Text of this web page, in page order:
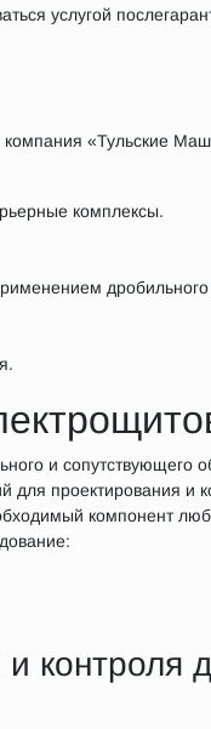
услугой
«Тульские
комплексы.
и сопутствующего
проектирования и
компонент
контроля